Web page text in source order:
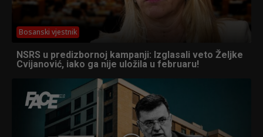
Bosanski vjestnik
NSRS u predizbornoj kampanji: Izglasali veto Željke
Cvijanović, iako ga nije uložila u februaru!